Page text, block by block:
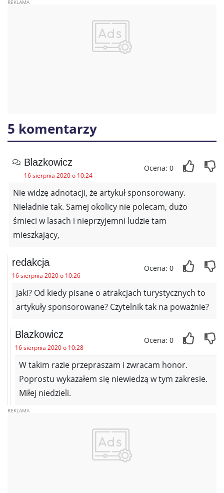
5 komentarzy
Blazkowicz
16 sierpnia 2020 o 10:24
Ocena: 0
Nie widzę adnotacji, że artykuł sponsorowany.
Nieładnie tak. Samej okolicy nie polecam, dużo
śmieci w lasach i nieprzyjemni ludzie tam
mieszkający,
redakcja
16 sierpnia 2020 o 10:26
Ocena: 0
Jaki? Od kiedy pisane o atrakcjach turystycznych to
artykuły sponsorowane? Czytelnik tak na poważnie?
Blazkowicz
16 sierpnia 2020 o 10:28
Ocena: 0
W takim razie przepraszam i zwracam honor.
Poprostu wykazałem się niewiedzą w tym zakresie.
Miłej niedzieli.